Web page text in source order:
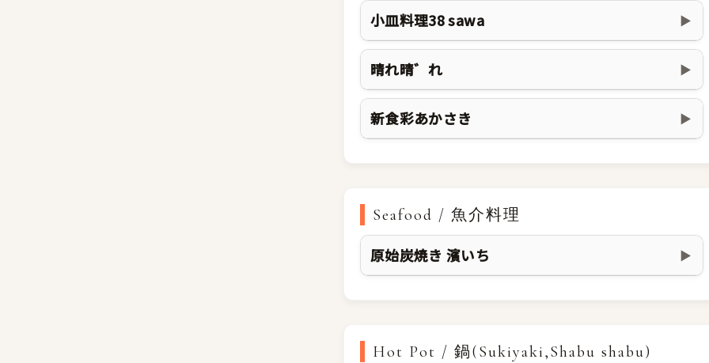
小皿料理38 sawa ▶
晴れ晴゛れ ▶
新食彩あかさき ▶
Seafood / 魚介料理
原始炭焼き 濱いち ▶
Hot Pot / 鍋(Sukiyaki,Shabu shabu)